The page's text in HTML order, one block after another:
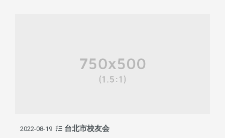
2022-08-19 台北市校友会